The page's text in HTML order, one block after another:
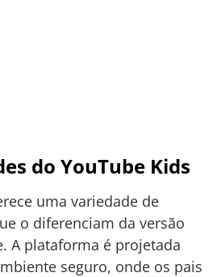
do YouTube Kids
uma variedade de
o diferenciam da versão
A plataforma é projetada
seguro, onde os pais